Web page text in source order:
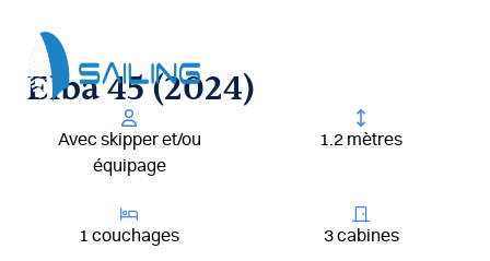
contenu
Elba 45 (2024)
Avec skipper et/ou
équipage
1.2 mètres
1 couchages 3 cabines